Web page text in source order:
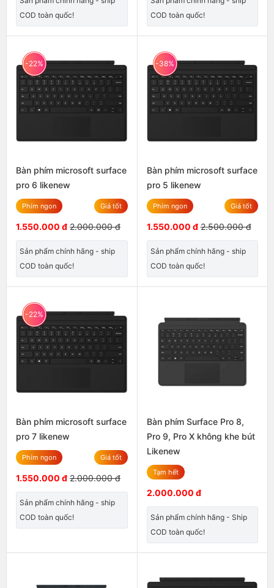
COD toàn quốc!
COD toàn quốc!
-22%
Bàn phím microsoft surface
pro 6 likenew
Phím ngon Giá tốt
1.550.000 đ 2.000.000 đ
Sản phẩm chính hãng - ship
COD toàn quốc!
-38%
Bàn phím microsoft surface
pro 5 likenew
Phím ngon Giá tốt
1.550.000 đ 2.500.000 đ
Sản phẩm chính hãng - ship
COD toàn quốc!
-22%
Bàn phím microsoft surface
pro 7 likenew
Phím ngon Giá tốt
1.550.000 đ 2.000.000 đ
Sản phẩm chính hãng - ship
COD toàn quốc!
Bàn phím Surface Pro 8,
Pro 9, Pro X không khe bút
Likenew
Tạm hết
2.000.000 đ
Sản phẩm chính hãng - Ship
COD toàn quốc!